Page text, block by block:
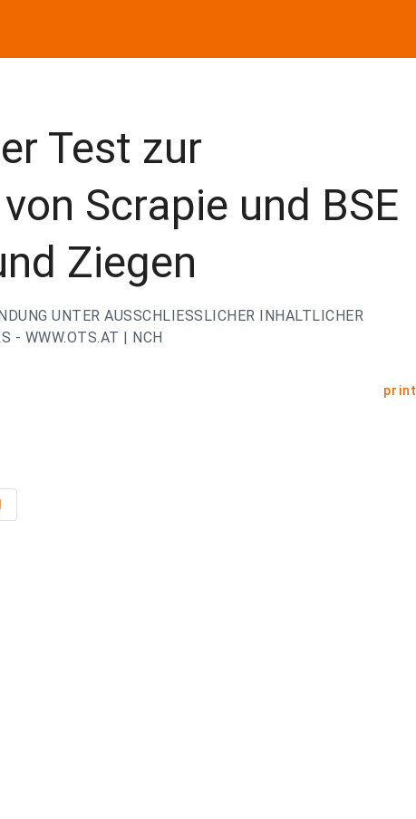
Test zur
Scrapie und BSE
Ziegen
UNTER AUSSCHLIESSLICHER INHALTLICHER
- WWW.OTS.AT | NCH
print